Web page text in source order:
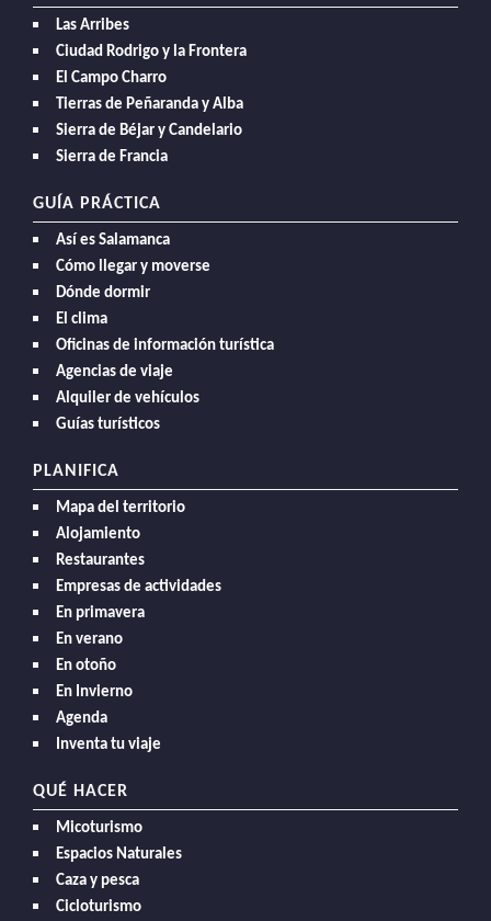
Las Arribes
Ciudad Rodrigo y la Frontera
El Campo Charro
Tierras de Peñaranda y Alba
Sierra de Béjar y Candelario
Sierra de Francia
GUÍA PRÁCTICA
Así es Salamanca
Cómo llegar y moverse
Dónde dormir
El clima
Oficinas de información turística
Agencias de viaje
Alquiler de vehículos
Guías turísticos
PLANIFICA
Mapa del territorio
Alojamiento
Restaurantes
Empresas de actividades
En primavera
En verano
En otoño
En Invierno
Agenda
Inventa tu viaje
QUÉ HACER
Micoturismo
Espacios Naturales
Caza y pesca
Cicloturismo